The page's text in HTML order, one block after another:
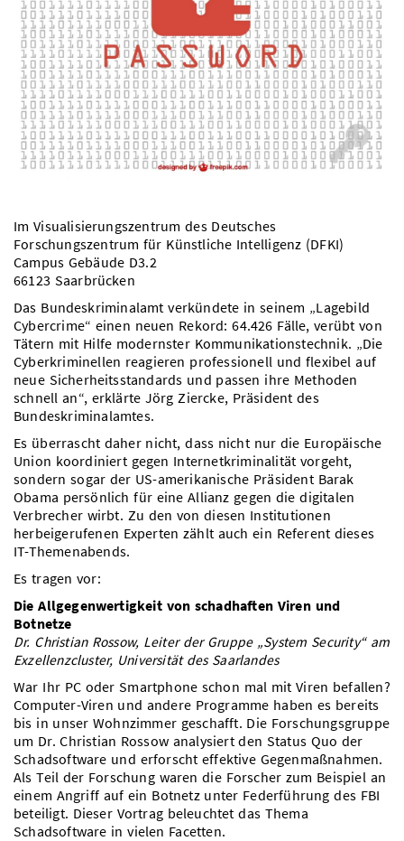
Vom Studium in den Beruf
Study Scheduler
Bibliothek
Open Science/Open Access
Start-ups
IT-Themenabend
Ranking
Zahlen & Fakten
Preise, Auszeichnungen und Förderungen
Kontakt
SIC Merchandise
SIC Podcast
Anfahrt
AnsprechpartnerInnen, Personen, Forschungsgruppen
Termine, Vorträge und Veranstaltungen
Alumni
Im Visualisierungszentrum des Deutsches
Forschungszentrum für Künstliche Intelligenz (DFKI)
Campus Gebäude D3.2
66123 Saarbrücken
Das Bundeskriminalamt verkündete in seinem „Lagebild
Cybercrime“ einen neuen Rekord: 64.426 Fälle, verübt von
Tätern mit Hilfe modernster Kommunikationstechnik. „Die
Cyberkriminellen reagieren professionell und flexibel auf
neue Sicherheitsstandards und passen ihre Methoden
schnell an“, erklärte Jörg Ziercke, Präsident des
Bundeskriminalamtes.
Es überrascht daher nicht, dass nicht nur die Europäische
Union koordiniert gegen Internetkriminalität vorgeht,
sondern sogar der US-amerikanische Präsident Barak
Obama persönlich für eine Allianz gegen die digitalen
Verbrecher wirbt. Zu den von diesen Institutionen
herbeigerufenen Experten zählt auch ein Referent dieses
IT-Themenabends.
Es tragen vor:
Die Allgegenwertigkeit von schadhaften Viren und
Botnetze
Dr. Christian Rossow, Leiter der Gruppe „System Security“ am
Exzellenzcluster, Universität des Saarlandes
War Ihr PC oder Smartphone schon mal mit Viren befallen?
Computer-Viren und andere Programme haben es bereits
bis in unser Wohnzimmer geschafft. Die Forschungsgruppe
um Dr. Christian Rossow analysiert den Status Quo der
Schadsoftware und erforscht effektive Gegenmaßnahmen.
Als Teil der Forschung waren die Forscher zum Beispiel an
einem Angriff auf ein Botnetz unter Federführung des FBI
beteiligt. Dieser Vortrag beleuchtet das Thema
Schadsoftware in vielen Facetten.